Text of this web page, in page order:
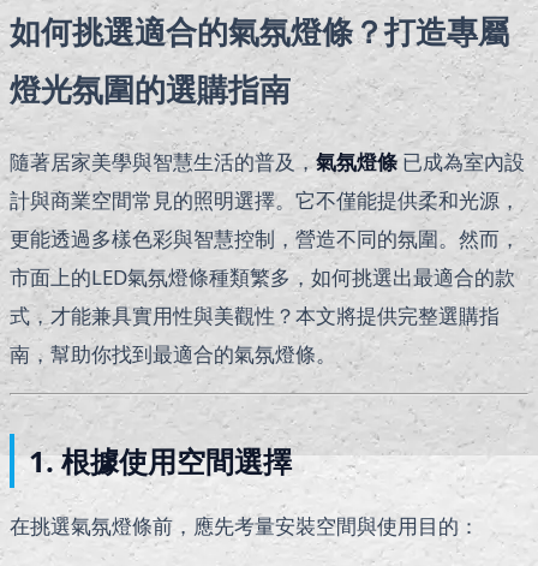
如何挑選適合的氣氛燈條？打造專屬
燈光氛圍的選購指南
隨著居家美學與智慧生活的普及，氣氛燈條已成為室內設
計與商業空間常見的照明選擇。它不僅能提供柔和光源，
更能透過多樣色彩與智慧控制，營造不同的氛圍。然而，
市面上的LED氣氛燈條種類繁多，如何挑選出最適合的款
式，才能兼具實用性與美觀性？本文將提供完整選購指
南，幫助你找到最適合的氣氛燈條。
1. 根據使用空間選擇
在挑選氣氛燈條前，應先考量安裝空間與使用目的：